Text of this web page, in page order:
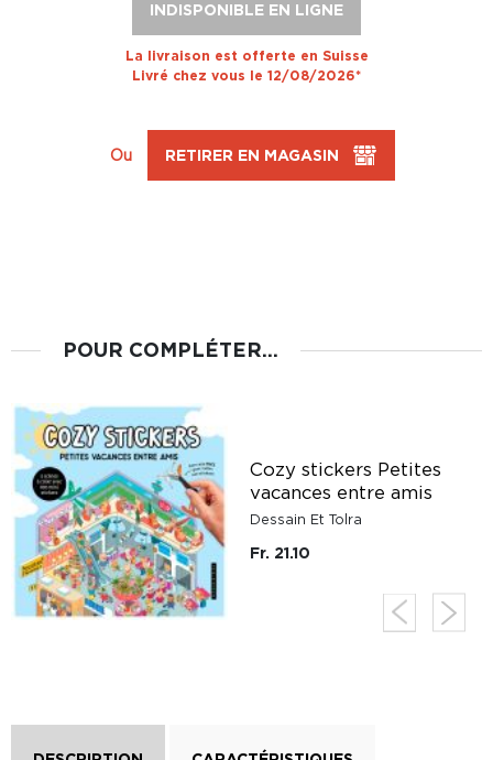
INDISPONIBLE EN LIGNE
La livraison est offerte en Suisse
Livré chez vous le 12/08/2026*
Ou RETIRER EN MAGASIN
POUR COMPLÉTER...
Cozy stickers Petites
vacances entre amis
Dessain Et Tolra
Fr. 21.10